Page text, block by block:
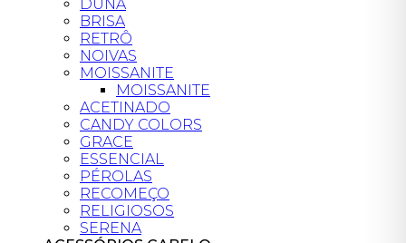
DUNA
BRISA
RETRÔ
NOIVAS
MOISSANITE
MOISSANITE
ACETINADO
CANDY COLORS
GRACE
ESSENCIAL
PÉROLAS
RECOMEÇO
RELIGIOSOS
SERENA